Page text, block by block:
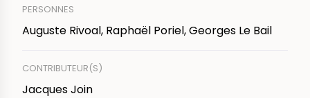
PERSONNES
Auguste Rivoal, Raphaël Poriel, Georges Le Bail
CONTRIBUTEUR(S)
Jacques Join